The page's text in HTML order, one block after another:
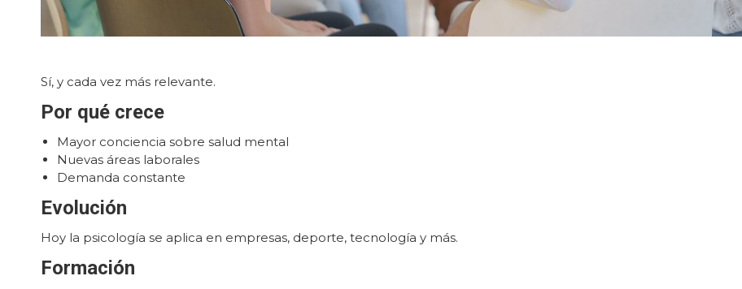
Sí, y cada vez más relevante.
Por qué crece
Mayor conciencia sobre salud mental
Nuevas áreas laborales
Demanda constante
Evolución
Hoy la psicología se aplica en empresas, deporte, tecnología y más.
Formación